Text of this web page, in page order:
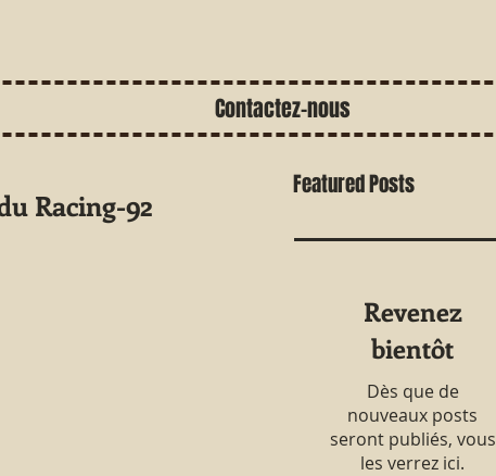
Racing-92
Featured Posts
Revenez
bientôt
Dès que de
nouveaux posts
seront publiés, vous
les verrez ici.
Contactez-nous